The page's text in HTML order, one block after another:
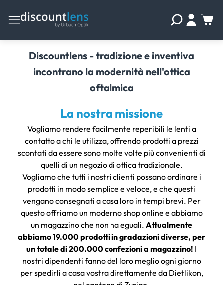
Discountlens - tradizione e inventiva
incontrano la modernità nell'ottica
oftalmica
La nostra missione
Vogliamo rendere facilmente reperibili le lenti a
contatto a chi le utilizza, offrendo prodotti a prezzi
scontati da essere sono molte volte più convenienti di
quelli di un negozio di ottica tradizionale.
Vogliamo che tutti i nostri clienti possano ordinare i
prodotti in modo semplice e veloce, e che questi
vengano consegnati a casa loro in tempi brevi. Per
questo offriamo un moderno shop online e abbiamo
un magazzino che non ha eguali. Attualmente
abbiamo 19.000 prodotti in gradazioni diverse, per
un totale di 200.000 confezioni a magazzino! I
nostri dipendenti fanno del loro meglio ogni giorno
per spedirli a casa vostra direttamente da Dietlikon,